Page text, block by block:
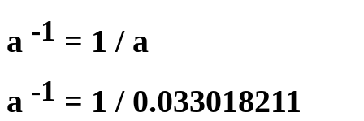
a -1 = 1 / a
a -1 = 1 / 0.033018211